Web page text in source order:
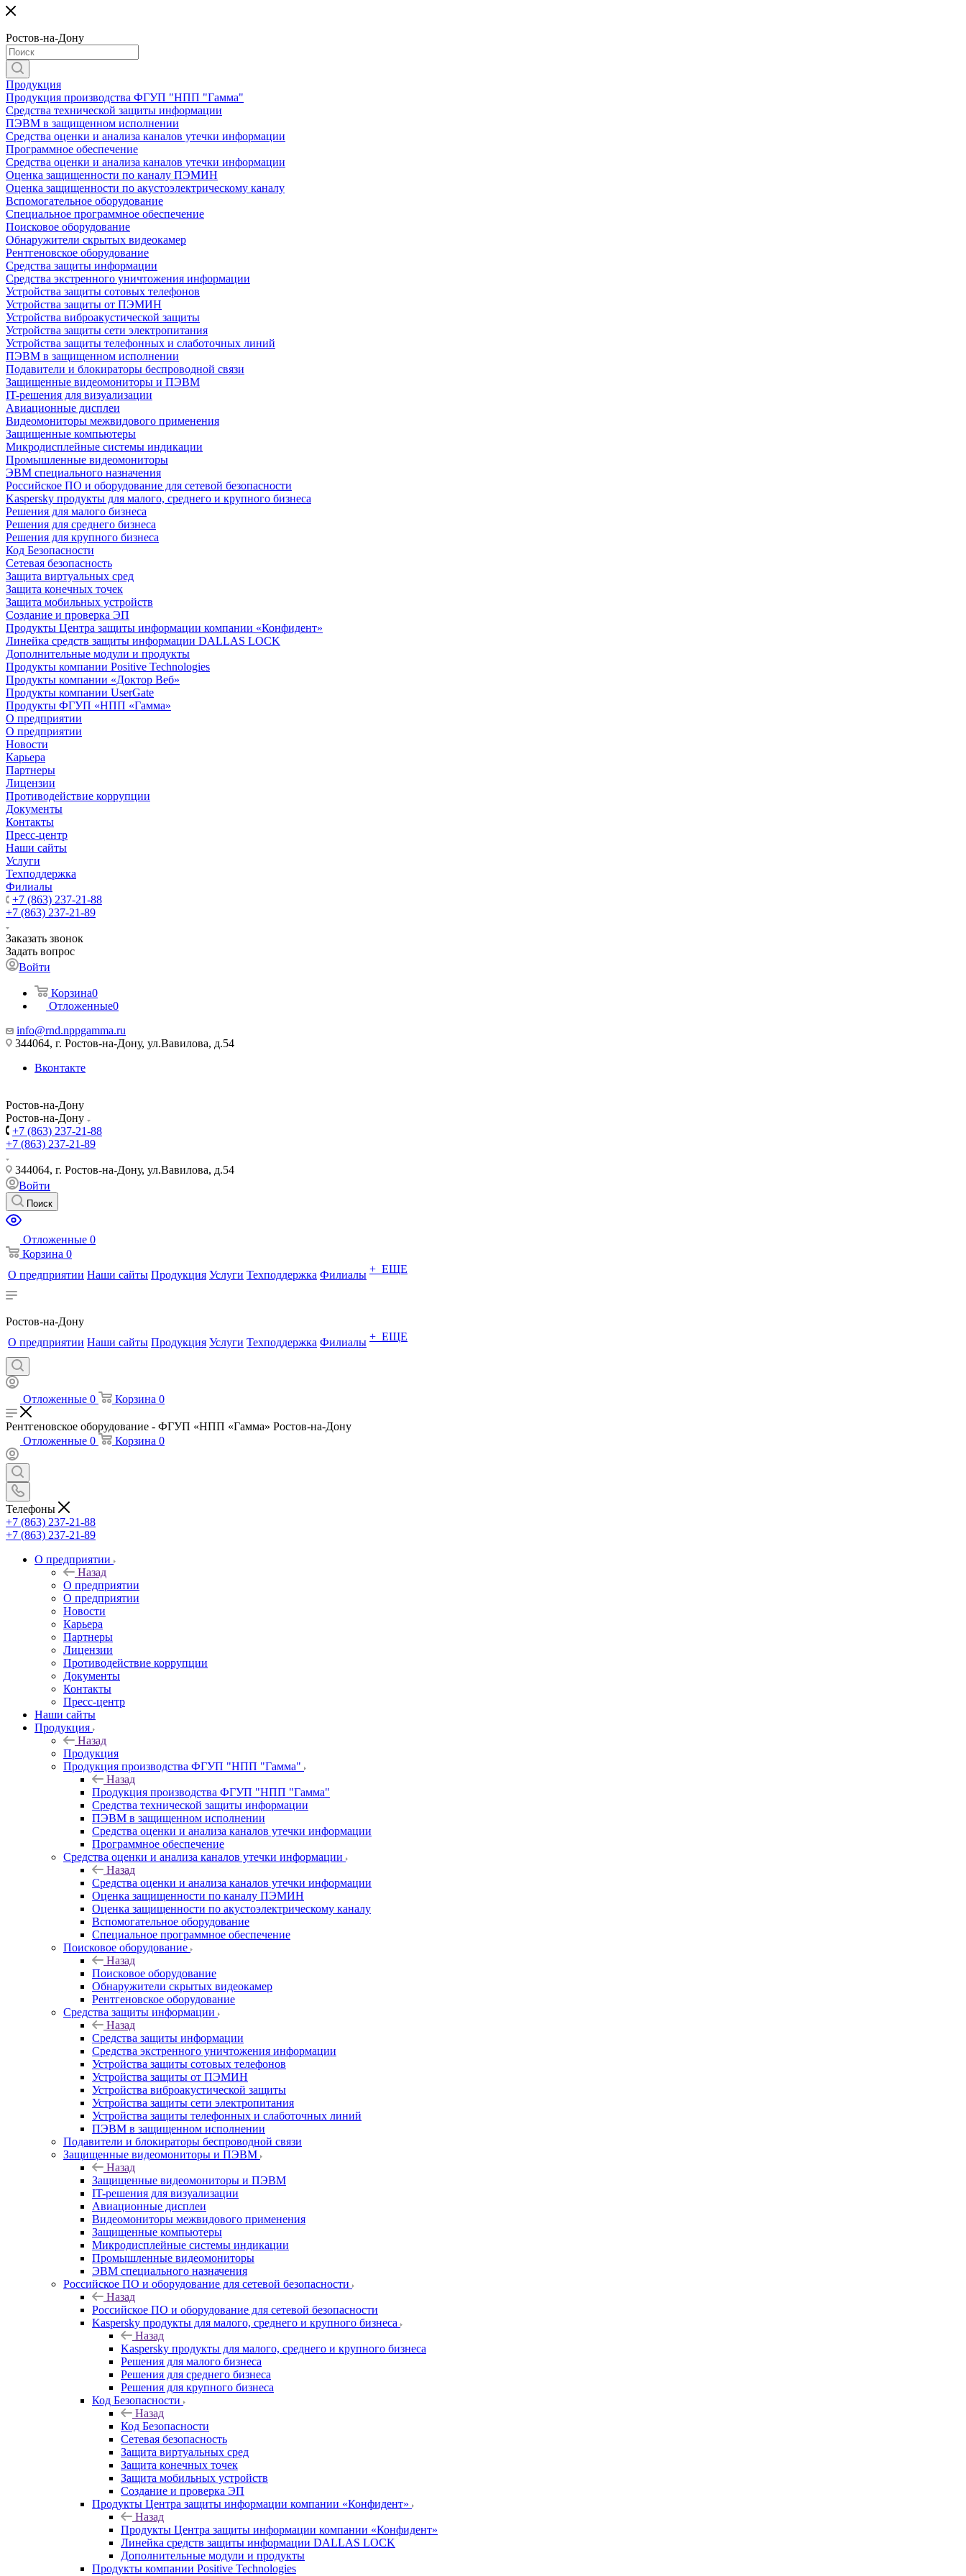
Ростов-на-Дону
Продукция
Продукция производства ФГУП "НПП "Гамма"
Средства технической защиты информации
ПЭВМ в защищенном исполнении
Средства оценки и анализа каналов утечки информации
Программное обеспечение
Средства оценки и анализа каналов утечки информации
Оценка защищенности по каналу ПЭМИН
Оценка защищенности по акустоэлектрическому каналу
Вспомогательное оборудование
Специальное программное обеспечение
Поисковое оборудование
Обнаружители скрытых видеокамер
Рентгеновское оборудование
Средства защиты информации
Средства экстренного уничтожения информации
Устройства защиты сотовых телефонов
Устройства защиты от ПЭМИН
Устройства виброакустической защиты
Устройства защиты сети электропитания
Устройства защиты телефонных и слаботочных линий
ПЭВМ в защищенном исполнении
Подавители и блокираторы беспроводной связи
Защищенные видеомониторы и ПЭВМ
IT-решения для визуализации
Авиационные дисплеи
Видеомониторы межвидового применения
Защищенные компьютеры
Микродисплейные системы индикации
Промышленные видеомониторы
ЭВМ специального назначения
Российское ПО и оборудование для сетевой безопасности
Kaspersky продукты для малого, среднего и крупного бизнеса
Решения для малого бизнеса
Решения для среднего бизнеса
Решения для крупного бизнеса
Код Безопасности
Сетевая безопасность
Защита виртуальных сред
Защита конечных точек
Защита мобильных устройств
Создание и проверка ЭП
Продукты Центра защиты информации компании «Конфидент»
Линейка средств защиты информации DALLAS LOCK
Дополнительные модули и продукты
Продукты компании Positive Technologies
Продукты компании «Доктор Веб»
Продукты компании UserGate
Продукты ФГУП «НПП «Гамма»
О предприятии
О предприятии
Новости
Карьера
Партнеры
Лицензии
Противодействие коррупции
Документы
Контакты
Пресс-центр
Наши сайты
Услуги
Техподдержка
Филиалы
+7 (863) 237-21-88
+7 (863) 237-21-89
Заказать звонок
Задать вопрос
Войти
Корзина0
Отложенные0
info@rnd.nppgamma.ru
344064, г. Ростов-на-Дону, ул.Вавилова, д.54
Вконтакте
Ростов-на-Дону
Ростов-на-Дону
+7 (863) 237-21-88
+7 (863) 237-21-89
344064, г. Ростов-на-Дону, ул.Вавилова, д.54
Войти
Поиск
Отложенные 0
Корзина 0
О предприятии Наши сайты Продукция Услуги Техподдержка Филиалы + ЕЩЕ
Ростов-на-Дону
О предприятии Наши сайты Продукция Услуги Техподдержка Филиалы + ЕЩЕ
Отложенные 0 Корзина 0
Рентгеновское оборудование - ФГУП «НПП «Гамма» Ростов-на-Дону
Отложенные 0 Корзина 0
Телефоны
+7 (863) 237-21-88
+7 (863) 237-21-89
О предприятии
Назад
О предприятии
О предприятии
Новости
Карьера
Партнеры
Лицензии
Противодействие коррупции
Документы
Контакты
Пресс-центр
Наши сайты
Продукция
Назад
Продукция
Продукция производства ФГУП "НПП "Гамма"
Назад
Продукция производства ФГУП "НПП "Гамма"
Средства технической защиты информации
ПЭВМ в защищенном исполнении
Средства оценки и анализа каналов утечки информации
Программное обеспечение
Средства оценки и анализа каналов утечки информации
Назад
Средства оценки и анализа каналов утечки информации
Оценка защищенности по каналу ПЭМИН
Оценка защищенности по акустоэлектрическому каналу
Вспомогательное оборудование
Специальное программное обеспечение
Поисковое оборудование
Назад
Поисковое оборудование
Обнаружители скрытых видеокамер
Рентгеновское оборудование
Средства защиты информации
Назад
Средства защиты информации
Средства экстренного уничтожения информации
Устройства защиты сотовых телефонов
Устройства защиты от ПЭМИН
Устройства виброакустической защиты
Устройства защиты сети электропитания
Устройства защиты телефонных и слаботочных линий
ПЭВМ в защищенном исполнении
Подавители и блокираторы беспроводной связи
Защищенные видеомониторы и ПЭВМ
Назад
Защищенные видеомониторы и ПЭВМ
IT-решения для визуализации
Авиационные дисплеи
Видеомониторы межвидового применения
Защищенные компьютеры
Микродисплейные системы индикации
Промышленные видеомониторы
ЭВМ специального назначения
Российское ПО и оборудование для сетевой безопасности
Назад
Российское ПО и оборудование для сетевой безопасности
Kaspersky продукты для малого, среднего и крупного бизнеса
Назад
Kaspersky продукты для малого, среднего и крупного бизнеса
Решения для малого бизнеса
Решения для среднего бизнеса
Решения для крупного бизнеса
Код Безопасности
Назад
Код Безопасности
Сетевая безопасность
Защита виртуальных сред
Защита конечных точек
Защита мобильных устройств
Создание и проверка ЭП
Продукты Центра защиты информации компании «Конфидент»
Назад
Продукты Центра защиты информации компании «Конфидент»
Линейка средств защиты информации DALLAS LOCK
Дополнительные модули и продукты
Продукты компании Positive Technologies